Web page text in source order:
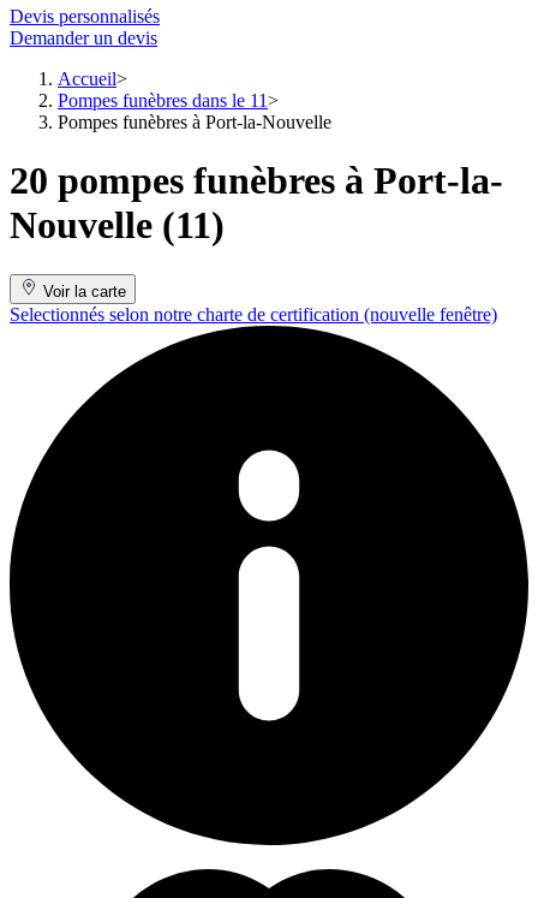
Devis personnalisés
Demander un devis
Accueil
Pompes funèbres dans le 11
Pompes funèbres à Port-la-Nouvelle
20 pompes funèbres à Port-la-
Nouvelle (11)
Voir la carte
Selectionnés selon notre charte de certification (nouvelle fenêtre)